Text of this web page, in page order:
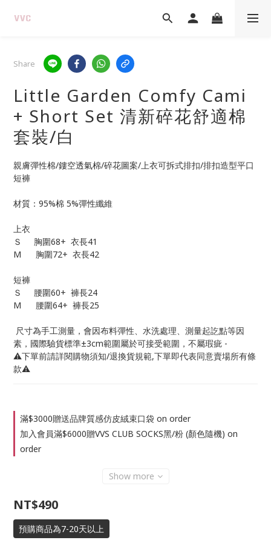
Share
Little Garden Comfy Cami
+ Short Set 清新碎花舒適棉
套裝/白
親膚彈性棉/鏤空透氣棉/碎花圖案/上衣可拆式排扣/排扣造型平口
短褲
材質：95%棉 5%彈性纖維
上衣
Ｓ     胸圍68+  衣長41
M      胸圍72+  衣長42
短褲
Ｓ     腰圍60+  褲長24
M      腰圍64+  褲長25
素，國際驗貨標準±3cm範圍屬於可接受範圍，不屬瑕疵 -
⚠️下單前請詳閱購物須知/退換貨規範,下單即代表同意賣場所有條
款⚠️
滿$3000贈送品牌質感仿皮絨束口袋 on order
加入會員滿$6000贈VVS CLUB SOCKS黑/粉 (顏色隨機) on
order
Show more
NT$490
預購商品為7-20天以上